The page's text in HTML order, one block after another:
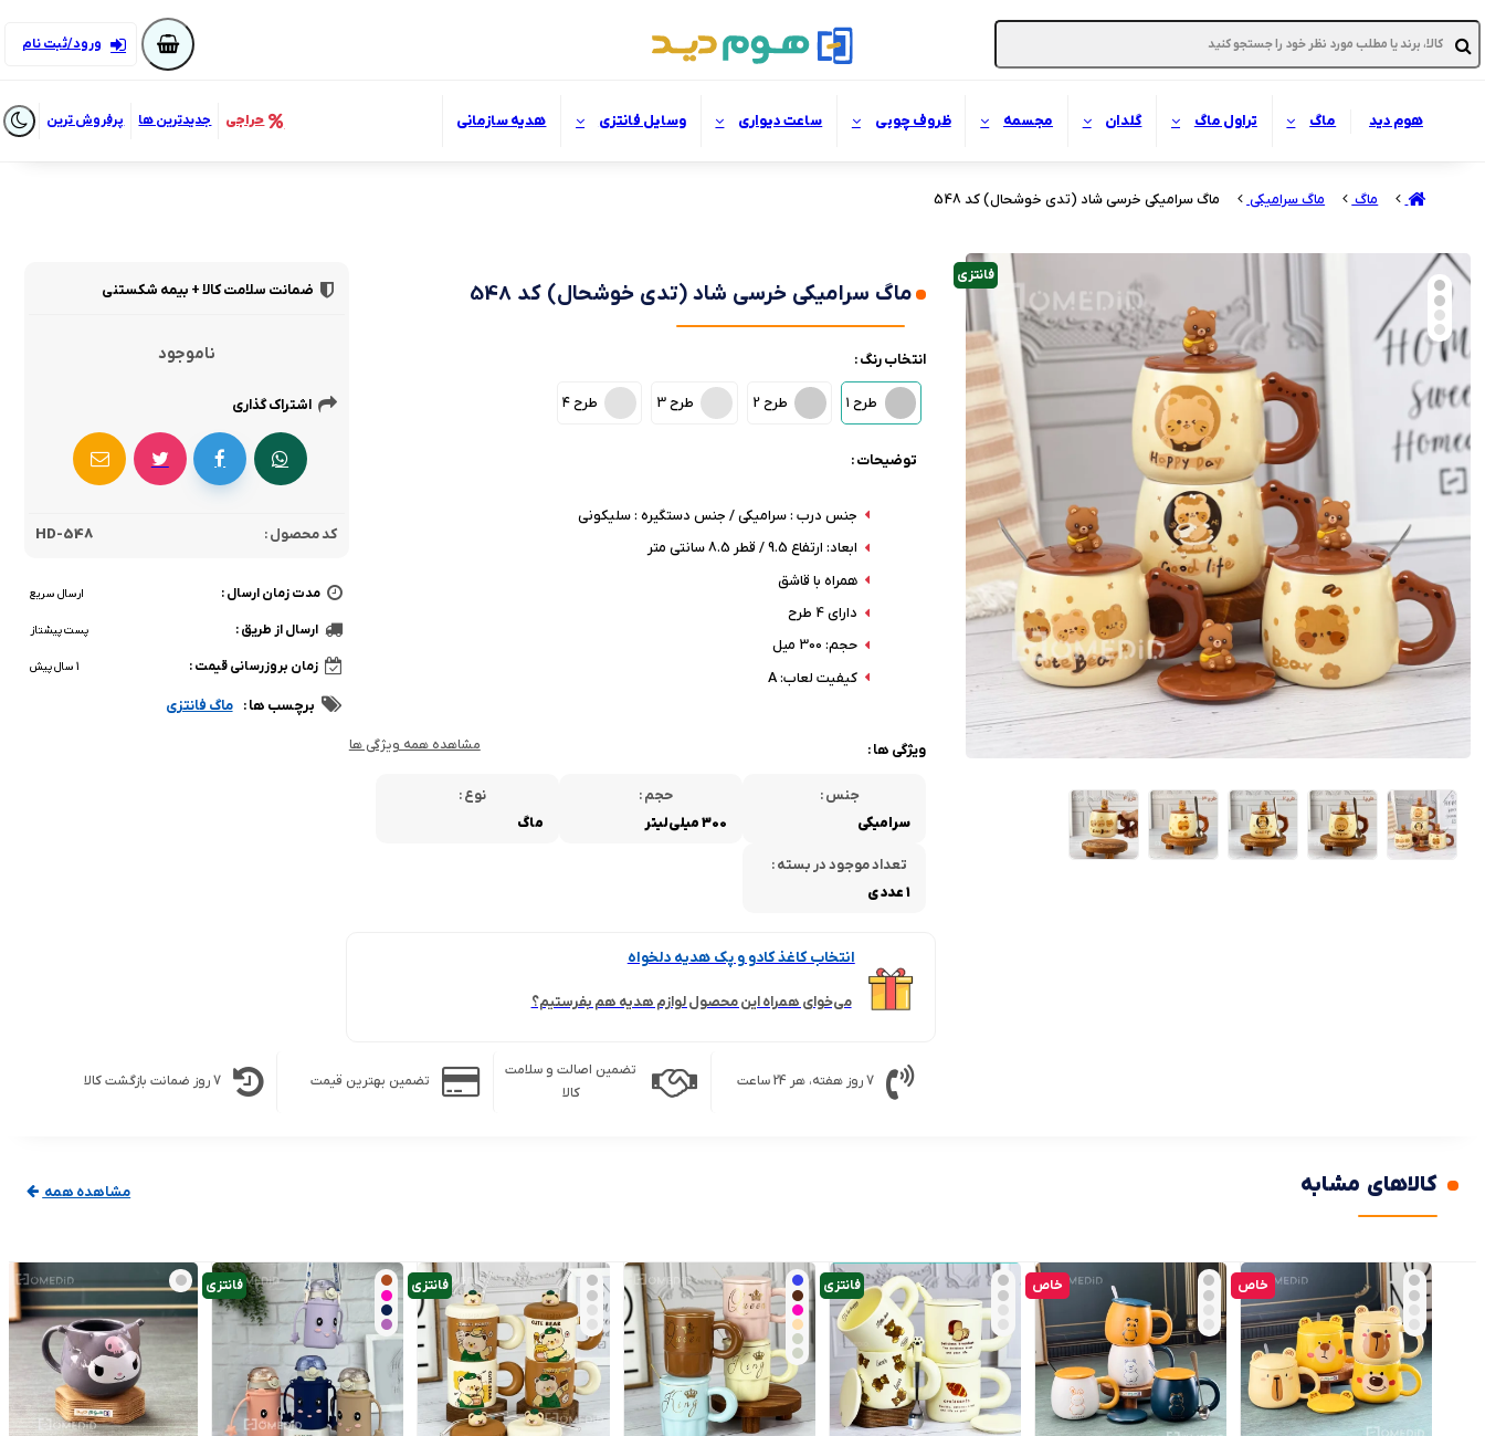
ورود/ثبت نام
هوم دید ماگ تراول ماگ گلدان مجسمه ظروف چوبی ساعت دیواری وسایل فانتزی هدیه سازمانی حراجی جدیدترین ها پرفروش ترین
ماگ ماگ سرامیکی ماگ سرامیکی خرسی شاد (تدی خوشحال) کد 548
فانتزی
ماگ سرامیکی خرسی شاد (تدی خوشحال) کد 548
انتخاب رنگ :
طرح ۱ طرح 2 طرح 3 طرح ۴
توضیحات :
جنس درب : سرامیکی / جنس دستگیره : سلیکونی
ابعاد: ارتفاع 9.5 / قطر 8.5 سانتی متر
همراه با قاشق
دارای 4 طرح
حجم: 300 میل
کیفیت لعاب: A
ویژگی ها : مشاهده همه ویژگی ها
جنس :
سرامیکی
حجم :
300 میلی‌لیتر
نوع :
ماگ
تعداد موجود در بسته :
1 عددی
ضمانت سلامت کالا + بیمه شکستنی
ناموجود
اشتراک گذاری
کد محصول : HD-548
مدت زمان ارسال : ارسال سریع
ارسال از طریق : پست پیشتاز
زمان بروزرسانی قیمت : 1 سال پیش
برچسب ها : ماگ فانتزی
انتخاب کاغذ کادو و پک هدیه دلخواه
می‌خوای همراه این محصول لوازم هدیه هم بفرستیم؟
7 روز هفته، هر 24 ساعت
تضمین اصالت و سلامت
کالا
تضمین بهترین قیمت 7 روز ضمانت بازگشت کالا
کالاهای مشابه مشاهده همه
خاص خاص فانتزی فانتزی فانتزی